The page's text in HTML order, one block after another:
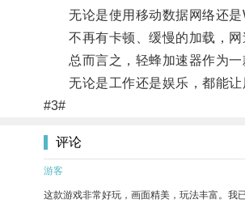
无论是使用移动数据网络还是
不再有卡顿、缓慢的加载，网
总而言之，轻蜂加速器作为一
无论是工作还是娱乐，都能让
#3#
评论
游客
这款游戏非常好玩，画面精美，玩法丰富。我